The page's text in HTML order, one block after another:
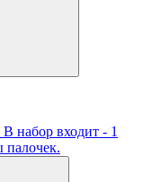
набор входит - 1
палочек.